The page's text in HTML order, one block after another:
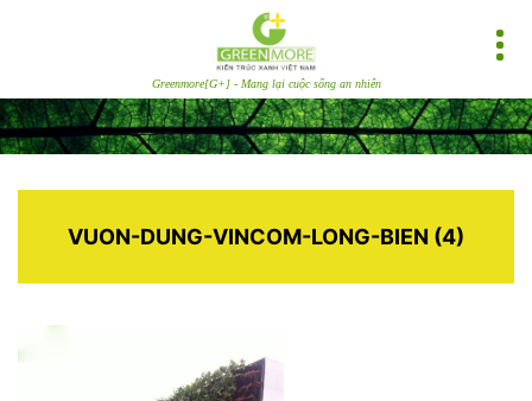
Greenmore[G+] - Mang lại cuộc sống an nhiên
VUON-DUNG-VINCOM-LONG-BIEN (4)